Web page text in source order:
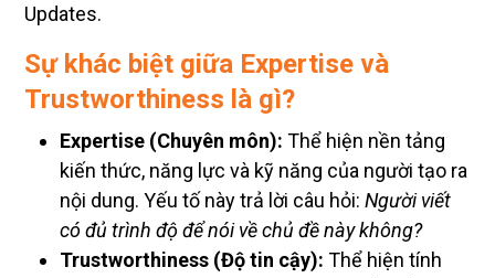
Updates.
Sự khác biệt giữa Expertise và
Trustworthiness là gì?
Expertise (Chuyên môn): Thể hiện nền tảng
kiến thức, năng lực và kỹ năng của người tạo ra
nội dung. Yếu tố này trả lời câu hỏi: Người viết
có đủ trình độ để nói về chủ đề này không?
Trustworthiness (Độ tin cậy): Thể hiện tính